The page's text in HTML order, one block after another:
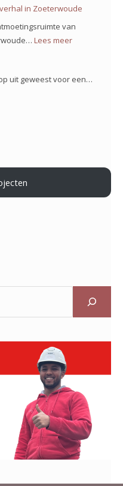
Noorderkeerkring!
in Zoeterwoude
van
Lees meer:
De
uit geweest voor een…